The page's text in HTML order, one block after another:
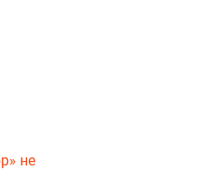
не